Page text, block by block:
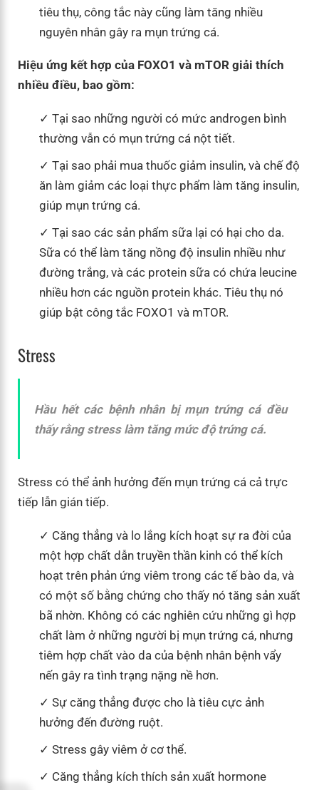
tiêu thụ, công tắc này cũng làm tăng nhiều
nguyên nhân gây ra mụn trứng cá.
Hiệu ứng kết hợp của FOXO1 và mTOR giải thích
nhiều điều, bao gồm:
Tại sao những người có mức androgen bình
thường vẫn có mụn trứng cá nột tiết.
Tại sao phải mua thuốc giảm insulin, và chế độ
ăn làm giảm các loại thực phẩm làm tăng insulin,
giúp mụn trứng cá.
Tại sao các sản phẩm sữa lại có hại cho da.
Sữa có thể làm tăng nồng độ insulin nhiều như
đường trắng, và các protein sữa có chứa leucine
nhiều hơn các nguồn protein khác. Tiêu thụ nó
giúp bật công tắc FOXO1 và mTOR.
Stress
Hầu hết các bệnh nhân bị mụn trứng cá đều
thấy rằng stress làm tăng mức độ trứng cá.
Stress có thể ảnh hưởng đến mụn trứng cá cả trực
tiếp lẫn gián tiếp.
Căng thẳng và lo lắng kích hoạt sự ra đời của
một hợp chất dẫn truyền thần kinh có thể kích
hoạt trên phản ứng viêm trong các tế bào da, và
có một số bằng chứng cho thấy nó tăng sản xuất
bã nhờn. Không có các nghiên cứu những gì hợp
chất làm ở những người bị mụn trứng cá, nhưng
tiêm hợp chất vào da của bệnh nhân bệnh vẩy
nến gây ra tình trạng nặng nề hơn.
Sự căng thẳng được cho là tiêu cực ảnh
hưởng đến đường ruột.
Stress gây viêm ở cơ thể.
Căng thẳng kích thích sản xuất hormone